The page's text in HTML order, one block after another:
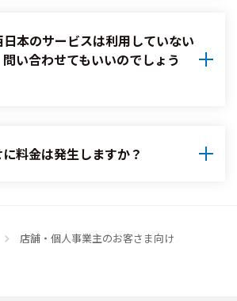
本のサービスは利用していない
い合わせてもいいのでしょう
料金は発生しますか？
店舗・個人事業主のお客さま向け